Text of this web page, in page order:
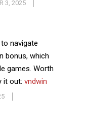
3, 2025
navigate
bonus, which
games. Worth
it out: vndwin